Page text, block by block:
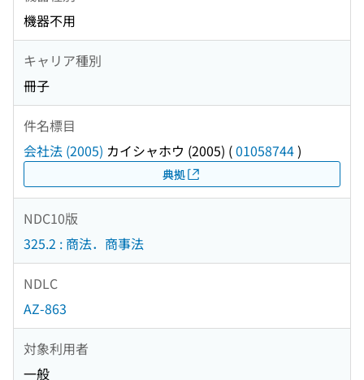
機器不用
キャリア種別
冊子
件名標目
会社法 (2005) カイシャホウ (2005) (01058744)
典拠
NDC10版
325.2 : 商法．商事法
NDLC
AZ-863
対象利用者
一般